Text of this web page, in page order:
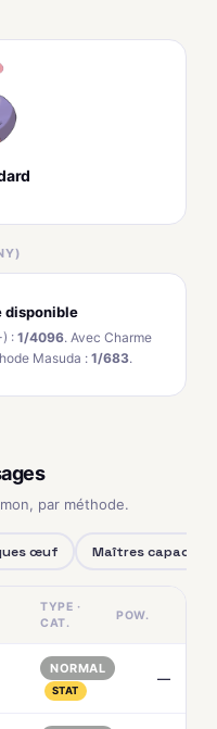
disponible
:1/4096. Avec Charme
Masuda :1/683.
par méthode.
œuf Maîtres capacités
TYPE ·
CAT.
POW.
NORMAL
STAT
—